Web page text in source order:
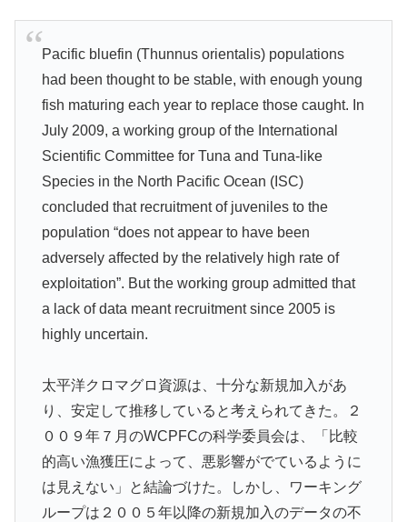
Pacific bluefin (Thunnus orientalis) populations
had been thought to be stable, with enough young
fish maturing each year to replace those caught. In
July 2009, a working group of the International
Scientific Committee for Tuna and Tuna-like
Species in the North Pacific Ocean (ISC)
concluded that recruitment of juveniles to the
population “does not appear to have been
adversely affected by the relatively high rate of
exploitation”. But the working group admitted that
a lack of data meant recruitment since 2005 is
highly uncertain.
太平洋クロマグロ資源は、十分な新規加入があ
り、安定して推移していると考えられてきた。２
００９年７月のWCPFCの科学委員会は、「比較
的高い漁獲圧によって、悪影響がでているように
は見えない」と結論づけた。しかし、ワーキング
ループは２００５年以降の新規加入のデータの不